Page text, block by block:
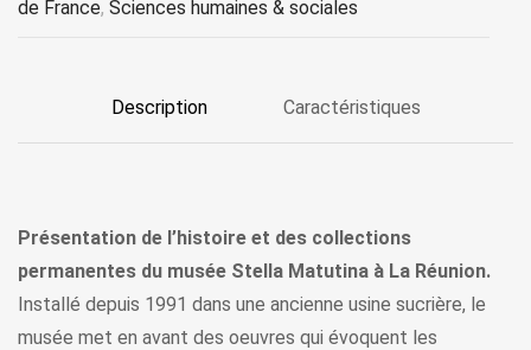
de France, Sciences humaines & sociales
Description Caractéristiques
Présentation de l’histoire et des collections
permanentes du musée Stella Matutina à La Réunion.
Installé depuis 1991 dans une ancienne usine sucrière, le
musée met en avant des oeuvres qui évoquent les